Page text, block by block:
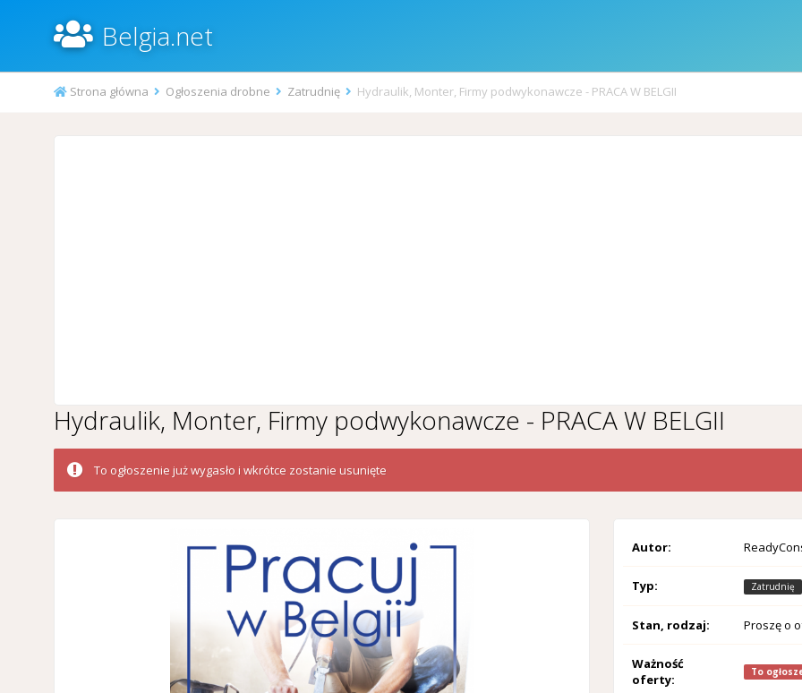
Belgia.net
Strona główna Ogłoszenia drobne Zatrudnię Hydraulik, Monter, Firmy podwykonawcze - PRACA W BELGII
Hydraulik, Monter, Firmy podwykonawcze - PRACA W BELGII
To ogłoszenie już wygasło i wkrótce zostanie usunięte
Autor:
Typ: Zatrudnię
Stan, rodzaj: Proszę o
Ważność
oferty:
To